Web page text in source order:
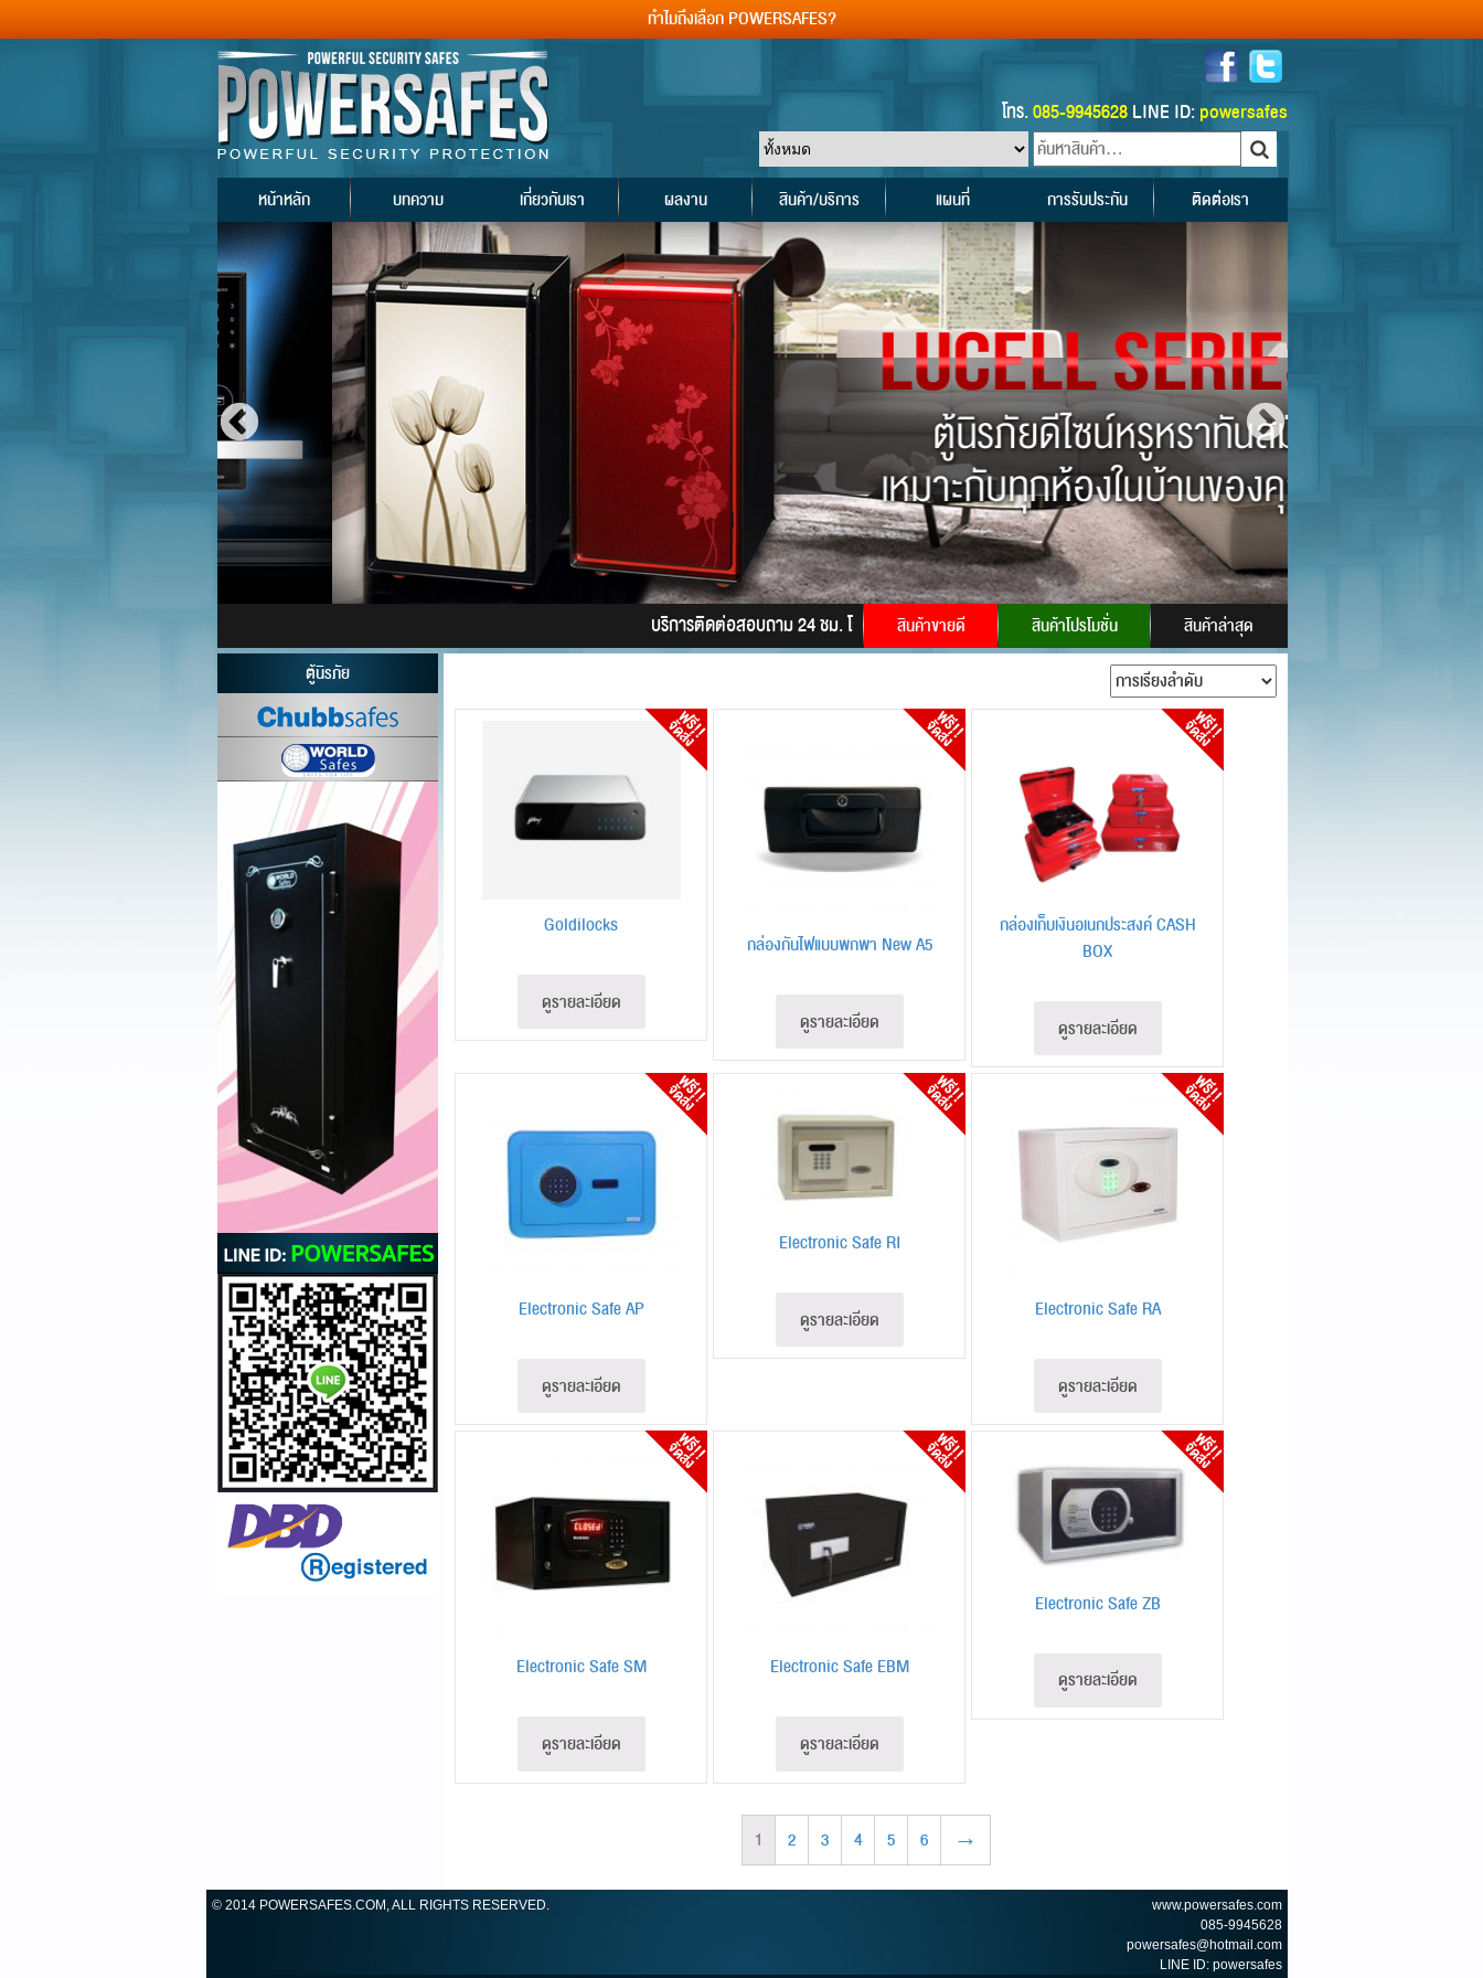
ทำไมถึงเลือก POWERSAFES?
โทร.085-9945628LINE ID: powersafes
หน้าหลัก บทความ เกี่ยวกับเรา ผลงาน สินค้า/บริการ แผนที่ การรับประกัน ติดต่อเรา
บริการติดต่อสอบถาม 24 ชม. โทร.085-9945628LINE ID: powersafes
สินค้าขายดี สินค้าโปรโมชั่น
สินค้าล่าสุด
ตู้นิรภัย
Goldilocks
ดูรายละเอียด
กล่องกันไฟแบบพกพา New A5
ดูรายละเอียด
กล่องเก็บเงินอเนกประสงค์ CASH
BOX
ดูรายละเอียด
Electronic Safe AP
ดูรายละเอียด
Electronic Safe RI
ดูรายละเอียด Electronic Safe RA
ดูรายละเอียด
Electronic Safe SM
ดูรายละเอียด
Electronic Safe EBM
ดูรายละเอียด
Electronic Safe ZB
ดูรายละเอียด
1 2 3 4 5 6 →
© 2014 POWERSAFES.COM, ALL RIGHTS RESERVED.
www.powersafes.com
085-9945628
powersafes@hotmail.com
LINE ID: powersafes